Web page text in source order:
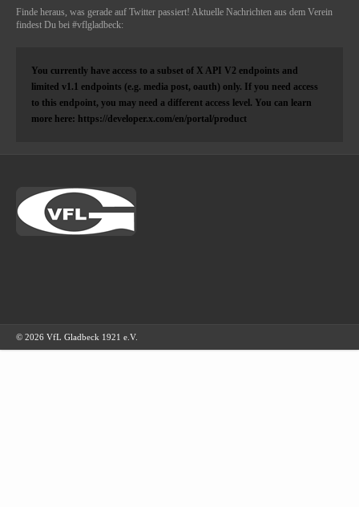
Finde heraus, was gerade auf Twitter passiert! Aktuelle Nachrichten aus dem Verein
findest Du bei #vflgladbeck:
You currently have access to a subset of X API V2 endpoints and
limited v1.1 endpoints (e.g. media post, oauth) only. If you need access
to this endpoint, you may need a different access level. You can learn
more here: https://developer.x.com/en/portal/product
© 2026 VfL Gladbeck 1921 e.V.